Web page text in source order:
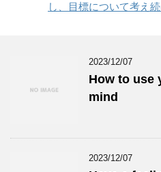
し、目標について考え続
2023/12/07
How to use
mind
2023/12/07